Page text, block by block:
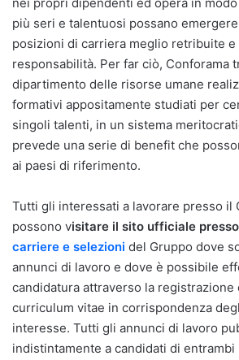
più seri e talentuosi possano
posizioni di carriera meglio retribuite e
responsabilità. Per far ciò, Conforama
dipartimento delle risorse umane
formativi appositamente studiati per
singoli talenti, in un sistema
prevede una serie di benefit che
ai paesi di riferimento.
Tutti gli interessati a lavorare presso il
possono visitare il sito ufficiale
carriere e selezioni del Gruppo dove
annunci di lavoro e dove è possibile
candidatura attraverso la registrazione
curriculum vitae in corrispondenza
interesse. Tutti gli annunci di lavoro
indistintamente a candidati di